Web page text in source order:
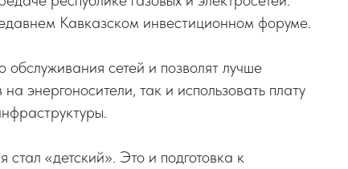
Кавказском инвестиционном форуме.
обслуживания сетей и позволят лучше
энергоносители, так и использовать плату
«детский». Это и подготовка к